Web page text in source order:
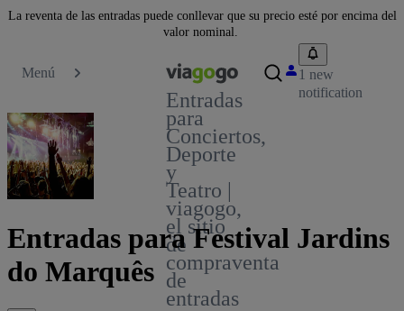
La reventa de las entradas puede conllevar que su precio esté por encima del
valor nominal.
Menú
Entradas
para
Conciertos,
Deporte
y
Teatro |
viagogo,
el sitio
de
compraventa
de
entradas
1 new
notification
Entradas para Festival Jardins
do Marquês